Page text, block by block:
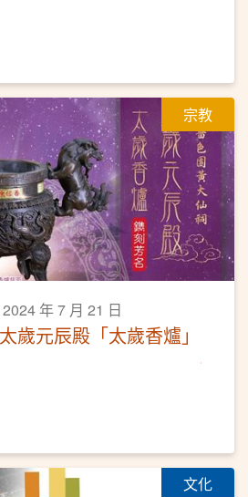
宗教
年 7 月 21 日
歲元辰殿「太歲香爐」
文化